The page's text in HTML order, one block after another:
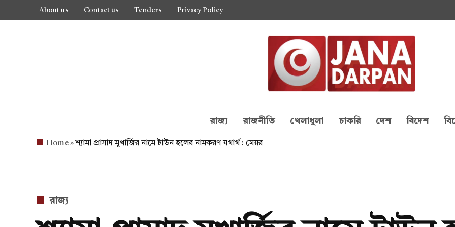
About us Contact us Tenders Privacy Policy
রাজ্য রাজনীতি খেলাধুলা চাকরি দেশ বিদেশ
Home»শ্যামা প্রাসাদ মুখার্জির নামে টাউন হলের নামকরণ যথার্থ : মেয়র
POSTED
রাজ্য